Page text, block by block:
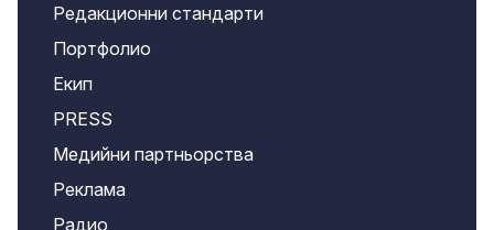
Редакционни стандарти
Портфолио
Екип
PRESS
Медийни партньорства
Реклама
Радио